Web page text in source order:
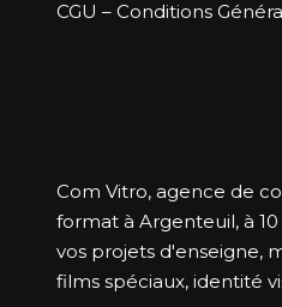
CGU – Conditions
Com Vitro, agence de
format à Argenteuil, à
vos projets d'enseigne,
films spéciaux, identité